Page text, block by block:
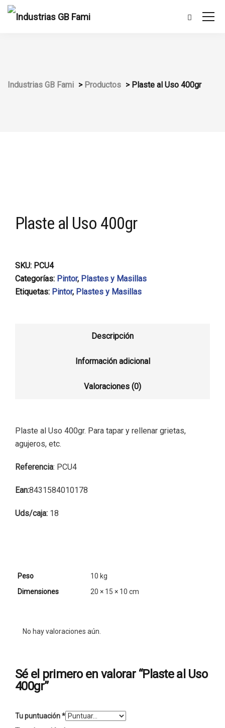
Industrias GB Fami > Productos > Plaste al Uso 400gr
Plaste al Uso 400gr
SKU: PCU4
Categorías: Pintor, Plastes y Masillas
Etiquetas: Pintor, Plastes y Masillas
Descripción
Información adicional
Valoraciones (0)
Plaste al Uso 400gr. Para tapar y rellenar grietas,
agujeros, etc.
Referencia: PCU4
Ean:8431584010178
Uds/caja: 18
Peso
10 kg
Dimensiones
20 × 15 × 10 cm
No hay valoraciones aún.
Sé el primero en valorar “Plaste al Uso
400gr”
Tu puntuación*